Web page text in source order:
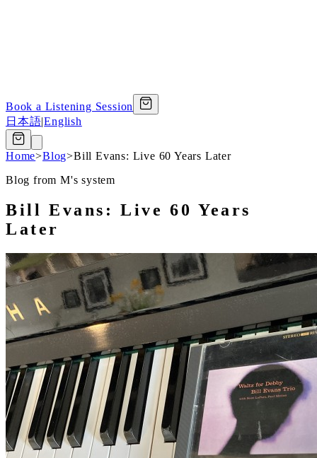
Book a Listening Session
日本語|English
Home>Blog>Bill Evans: Live 60 Years Later
Blog from M's system
Bill Evans: Live 60 Years
Later